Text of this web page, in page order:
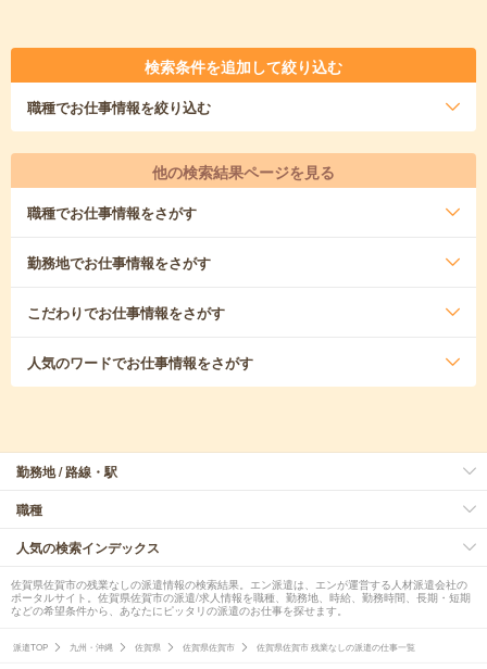
検索条件を追加して絞り込む
職種でお仕事情報を絞り込む
他の検索結果ページを見る
職種でお仕事情報をさがす
勤務地でお仕事情報をさがす
こだわりでお仕事情報をさがす
人気のワードでお仕事情報をさがす
勤務地 / 路線・駅
職種
人気の検索インデックス
佐賀県佐賀市の残業なしの派遣情報の検索結果。エン派遣は、エンが運営する人材派遣会社の
ポータルサイト。佐賀県佐賀市の派遣/求人情報を職種、勤務地、時給、勤務時間、長期・短期
などの希望条件から、あなたにピッタリの派遣のお仕事を探せます。
派遣TOP 九州・沖縄 佐賀県 佐賀県佐賀市 佐賀県佐賀市 残業なしの派遣の仕事一覧